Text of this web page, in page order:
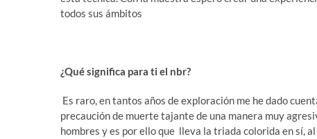
todos sus ámbitos
¿Qué significa para ti el nbr?
Es raro, en tantos años de exploración me he dado
precaución de muerte tajante de una manera muy
hombres y es por ello que lleva la triada colorida en sí,